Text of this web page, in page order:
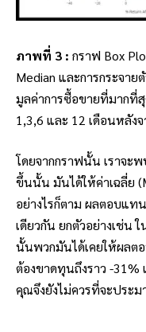
ภาพที่ 3 : กราฟ Box
Median และการกระจา
มูลค่าการซื้อขายที่มากที่
1,3,6 และ 12 เดือนหลัง
โดยจากกราฟนั้น เราจะพ
ขึ้นนั้น มันได้ให้ค่าเฉลี่ย
อย่างไรก็ตาม ผลตอบแท
เดียวกัน ยกตัวอย่างเช่น
นั้นพวกมันได้เคยให้ผลต
ต้องขาดทุนถึงราว -31%
คุณจึงยังไม่ควรที่จะประ